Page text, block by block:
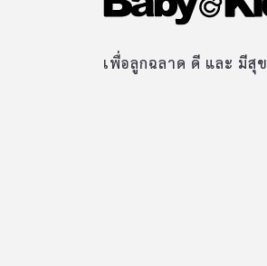
เพื่อลูกฉลาด ดี และ มีสุข